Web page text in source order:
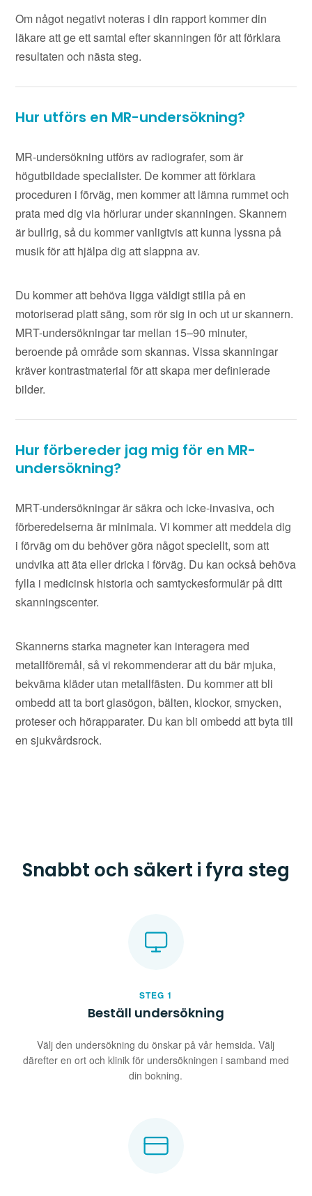
Om något negativt noteras i din rapport kommer din
läkare att ge ett samtal efter skanningen för att förklara
resultaten och nästa steg.
Hur utförs en MR-undersökning?
MR-undersökning utförs av radiografer, som är
högutbildade specialister. De kommer att förklara
proceduren i förväg, men kommer att lämna rummet och
prata med dig via hörlurar under skanningen. Skannern
är bullrig, så du kommer vanligtvis att kunna lyssna på
musik för att hjälpa dig att slappna av.
Du kommer att behöva ligga väldigt stilla på en
motoriserad platt säng, som rör sig in och ut ur skannern.
MRT-undersökningar tar mellan 15–90 minuter,
beroende på område som skannas. Vissa skanningar
kräver kontrastmaterial för att skapa mer definierade
bilder.
Hur förbereder jag mig för en MR-
undersökning?
MRT-undersökningar är säkra och icke-invasiva, och
förberedelserna är minimala. Vi kommer att meddela dig
i förväg om du behöver göra något speciellt, som att
undvika att äta eller dricka i förväg. Du kan också behöva
fylla i medicinsk historia och samtyckesformulär på ditt
skanningscenter.
Skannerns starka magneter kan interagera med
metallföremål, så vi rekommenderar att du bär mjuka,
bekväma kläder utan metallfästen. Du kommer att bli
ombedd att ta bort glasögon, bälten, klockor, smycken,
proteser och hörapparater. Du kan bli ombedd att byta till
en sjukvårdsrock.
Snabbt och säkert i fyra steg
STEG 1
Beställ undersökning
Välj den undersökning du önskar på vår hemsida. Välj
därefter en ort och klinik för undersökningen i samband med
din bokning.